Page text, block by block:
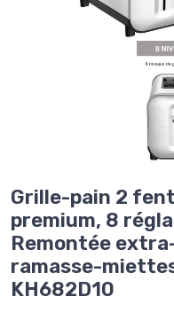
Grille-pain 2
premium, 8
Remontée
ramasse-
KH682D10